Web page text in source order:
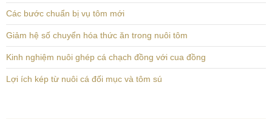
Các bước chuẩn bị vụ tôm mới
Giảm hệ số chuyển hóa thức ăn trong nuôi tôm
Kinh nghiệm nuôi ghép cá chạch đồng với cua đồng
Lợi ích kép từ nuôi cá đối mục và tôm sú